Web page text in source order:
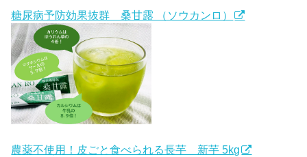
糖尿病予防効果抜群 桑甘露 （ソウカンロ）
農薬不使用！皮ごと食べられる長芋 新芋 5kg